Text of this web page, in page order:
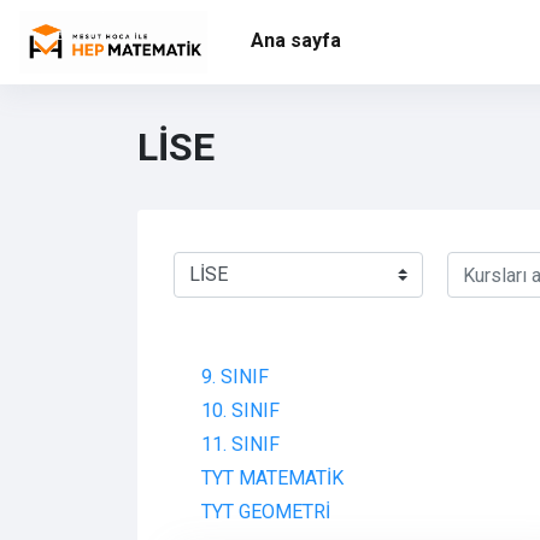
Ana sayfa
LİSE
Kurs Kategorileri
Kursları ara
9. SINIF
10. SINIF
11. SINIF
TYT MATEMATİK
TYT GEOMETRİ